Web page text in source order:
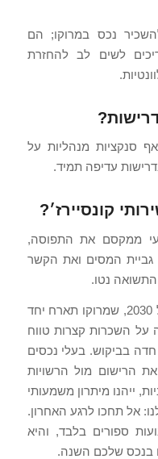
נכס במרוקו; הם
לשים לב להחזרת
סנקציות מנהליות על
עדיפה תמיד.
קונסיירז׳?
ממקסם את התפוסה,
גביית המסים ואת הקשר
נטו.
במבט קדימה לקראת המונדיאל של 2030, שמרוקו תארח יחד
על השכרות קצרות טווח
בביקוש. בעלי נכסים
הרישום מול הרשויות
ייהנו מיתרון משמעותי
אל תחכו לרגע האחרון.
ספורים בלבד, והיא
שלכם השנה.